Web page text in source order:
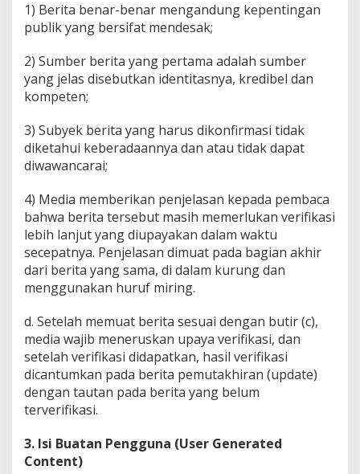
1) Berita benar-benar mengandung kepentingan
publik yang bersifat mendesak;
2) Sumber berita yang pertama adalah sumber
yang jelas disebutkan identitasnya, kredibel dan
kompeten;
3) Subyek berita yang harus dikonfirmasi tidak
diketahui keberadaannya dan atau tidak dapat
diwawancarai;
4) Media memberikan penjelasan kepada pembaca
bahwa berita tersebut masih memerlukan verifikasi
lebih lanjut yang diupayakan dalam waktu
secepatnya. Penjelasan dimuat pada bagian akhir
dari berita yang sama, di dalam kurung dan
menggunakan huruf miring.
d. Setelah memuat berita sesuai dengan butir (c),
media wajib meneruskan upaya verifikasi, dan
setelah verifikasi didapatkan, hasil verifikasi
dicantumkan pada berita pemutakhiran (update)
dengan tautan pada berita yang belum
terverifikasi.
3. Isi Buatan Pengguna (User Generated
Content)